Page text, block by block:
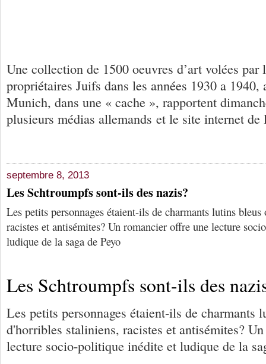
Une collection de 1500 oeuvres d’art volées par
propriétaires Juifs dans les années 1930 a 1940,
Munich, dans une « cache », rapportent
plusieurs médias allemands et le site internet
septembre 8, 2013
Les Schtroumpfs sont-ils des nazis?
Les petits personnages étaient-ils de charmants lutins
racistes et antisémites? Un romancier offre une lecture
ludique de la saga de Peyo
Les Schtroumpfs sont-ils des
Les petits personnages étaient-ils de charmants
d'horribles staliniens, racistes et antisémites?
lecture socio-politique inédite et ludique de la